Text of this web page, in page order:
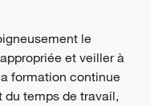
le
et veiller à
formation continue
du temps de travail,